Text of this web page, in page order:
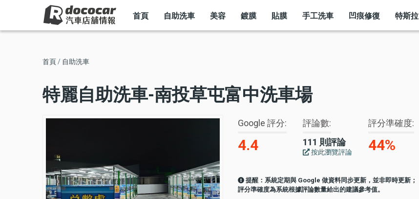
NAVIGATION
首頁 自助洗車 美容 鍍膜 貼膜 手工洗車 凹痕修復 特斯拉
導
航
連
結
首頁 自助洗車
特麗自助洗車-南投草屯富中洗車場
Google 評分
4.4
評論數
111 則評論
按此瀏覽評論
評分準確度
44%
提醒：系統定期與 Google 做資料同步更新，並非即時更新；
評分準確度為系統根據評論數量給出的建議參考值。